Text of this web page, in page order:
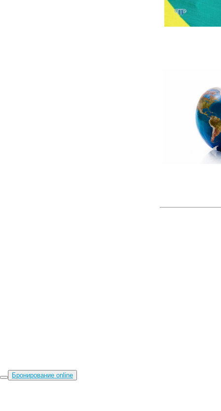
Бронирование online